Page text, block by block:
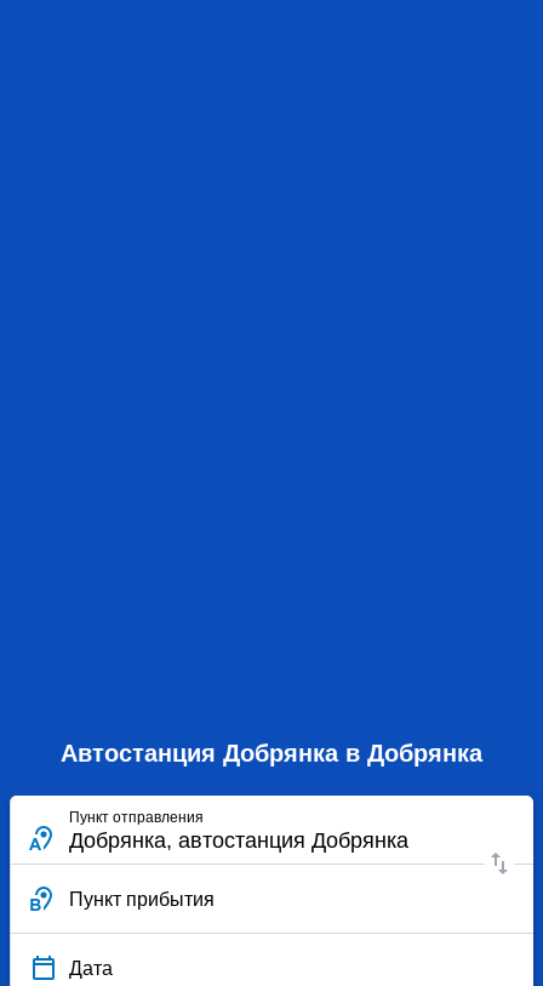
Автостанция Добрянка в Добрянка
Пункт отправления
Пункт прибытия
Дата